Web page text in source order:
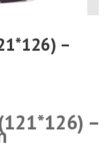
–
–